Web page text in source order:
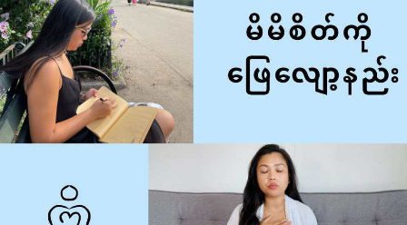
ည်းလမ်းတစ်ချို့ကို မျှဝေပေးလိုက်ရပါတယ်။
အသက်ပြင်းပြင်းရှုပါ။
ည်သူ၊ မည်သည့် ပစ္စည်းကိရိယာတွေရဲ့ အကူအညီတွေမလိုအပ်ဘဲ
မိတစ်ယောက်တည်း အလွယ်တကူ လုပ်နိုင်တဲ့ အရာကတော့
သက်ပြင်းပြင်းရှုတာပဲ ဖြစ်ပါတယ်။ ကျွန်မတို့တွေဟာ နေ့တိုင်း
သက်ရှူနေကြပေမယ့် ဝအောင်မရှုမိတတ်ကြပါဘူး။ စိတ်ပူပန်မှု
ေကြောင့် ရင်တွေတအားတုန်လှုပ်လာခဲ့ရင် ဝင်လေ ၄စက္ကန့်၊
သက်အောင့် ၇စက္ကန့်နဲ့ ထွက်လေ ၈စက္ကန့် အထိ ၄-၇-၈ နည်းလမ်း
ေးကို စိတ်တည်ငြိမ်လာတဲ့အထိ ထပ်ခါတလဲလဲ လုပ်ပေးနိုင်ပါ